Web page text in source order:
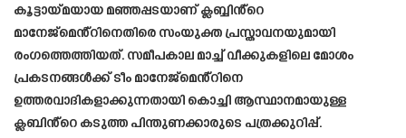
കൂട്ടായ്മയായ മഞ്ഞപ്പടയാണ് ക്ലബ്ബിൻ്റെ
മാനേജ്‌മെൻ്റിനെതിരെ സംയുക്ത പ്രസ്താവനയുമായി
രംഗത്തെത്തിയത്. സമീപകാല മാച്ച് വീക്കുകളിലെ മോശം
പ്രകടനങ്ങൾക്ക് ടീം മാനേജ്‌മെൻ്റിനെ
ഉത്തരവാദികളാക്കുന്നതായി കൊച്ചി ആസ്ഥാനമായുള്ള
ക്ലബിൻ്റെ കടുത്ത പിന്തുണക്കാരുടെ പത്രക്കുറിപ്പ്.